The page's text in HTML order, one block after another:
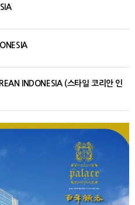
INDONESIA (스타일 코리안 인